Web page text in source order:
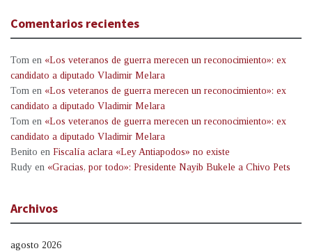
Comentarios recientes
Tom en «Los veteranos de guerra merecen un reconocimiento»: ex
candidato a diputado Vladimir Melara
Tom en «Los veteranos de guerra merecen un reconocimiento»: ex
candidato a diputado Vladimir Melara
Tom en «Los veteranos de guerra merecen un reconocimiento»: ex
candidato a diputado Vladimir Melara
Benito en Fiscalía aclara «Ley Antiapodos» no existe
Rudy en «Gracias, por todo»: Presidente Nayib Bukele a Chivo Pets
Archivos
agosto 2026